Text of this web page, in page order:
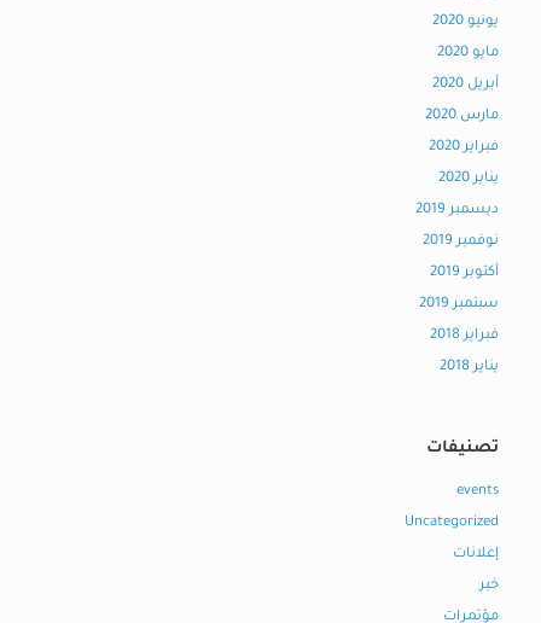
يونيو 2020
مايو 2020
أبريل 2020
مارس 2020
فبراير 2020
يناير 2020
ديسمبر 2019
نوفمبر 2019
أكتوبر 2019
سبتمبر 2019
فبراير 2018
يناير 2018
تصنيفات
events
Uncategorized
إعلانات
خبر
مؤتمرات